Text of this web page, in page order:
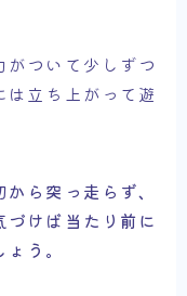
ついて少しずつ
立ち上がって遊
ら突っ走らず、
づけば当たり前に
う。